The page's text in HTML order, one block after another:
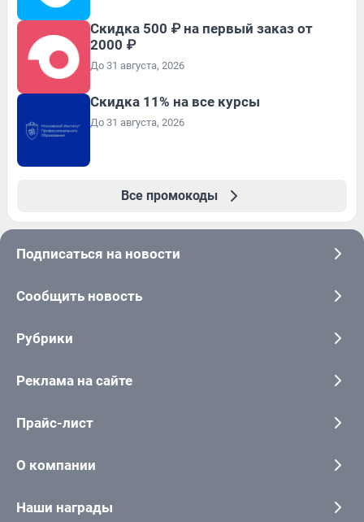
Скидка 500 ₽ на первый заказ от
2000 ₽
До 31 августа, 2026
Скидка 11% на все курсы
До 31 августа, 2026
Все промокоды
Подписаться на новости
Сообщить новость
Рубрики
Реклама на сайте
Прайс-лист
О компании
Наши награды